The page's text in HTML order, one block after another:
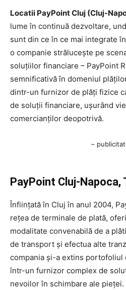
Locatii PayPoint Cluj (Cluj-
lume în continuă dezvoltare,
sunt din ce în ce mai integrate
o companie strălucește pe
soluțiilor financiare – PayPoint
semnificativă în domeniul
dintr-un furnizor de plăți fizice
de soluții financiare, ușurând
comercianților deopotrivă.
–
PayPoint Cluj-Napoca,
Înființată în Cluj în anul 2004,
rețea de terminale de plată,
modalitate convenabilă de a
de transport și efectua alte
compania și-a extins portofoliul
într-un furnizor complex de
nevoilor în schimbare ale pieței.